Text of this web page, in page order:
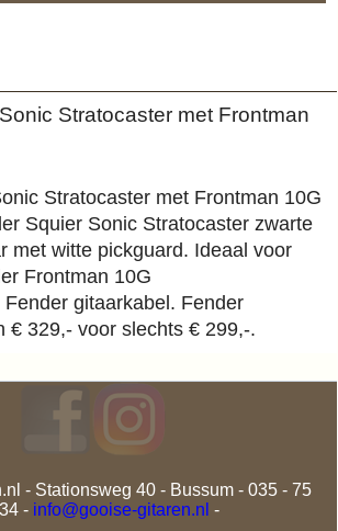
Stratocaster met Frontman
Stratocaster met Frontman 10G
Squier Sonic Stratocaster zwarte
met witte pickguard. Ideaal voor
Frontman 10G
gitaarkabel. Fender
€ 329,- voor slechts € 299,-.
- Stationsweg 40 - Bussum - 035 - 75
- info@gooise-gitaren.nl -